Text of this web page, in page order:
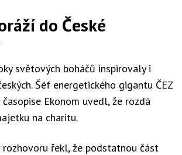
do České
světových boháčů inspirovaly i
Šéf energetického gigantu ČEZ
časopise Ekonom uvedl, že rozdá
na charitu.
rozhovoru řekl, že podstatnou část